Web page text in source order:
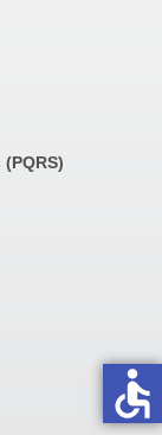
accessible